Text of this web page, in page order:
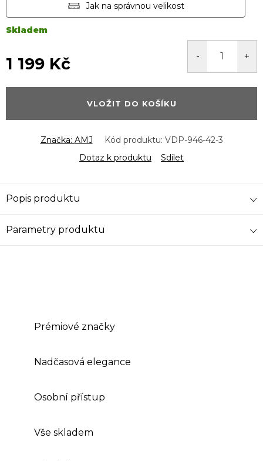
Jak na správnou velikost
Skladem
1 199 Kč
cena:
VLOŽIT DO KOŠÍKU
Značka: AMJ Kód produktu: VDP-946-42-3
Dotaz k produktu
Sdílet
Popis produktu
Parametry produktu
Prémiové značky
Nadčasová elegance
Osobní přístup
Vše skladem